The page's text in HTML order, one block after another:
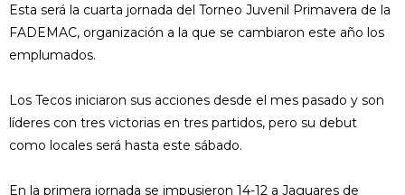
Esta será la cuarta jornada del Torneo Juvenil Primavera de la
FADEMAC, organización a la que se cambiaron este año los
emplumados.
Los Tecos iniciaron sus acciones desde el mes pasado y son
líderes con tres victorias en tres partidos, pero su debut
como locales será hasta este sábado.
En la primera jornada se impusieron 14-12 a Jaguares de